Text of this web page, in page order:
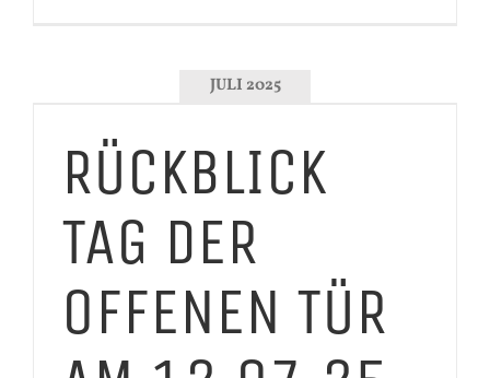
JULI 2025
RÜCKBLICK
TAG DER
OFFENEN TÜR